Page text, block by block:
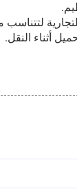
أثناء النقل.